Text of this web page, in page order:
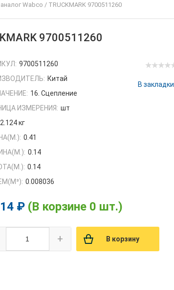
Wabco / TRUCKMARK 9700511260
9700511260
В закладки
9700511260
Китай
16. Сцепление
ИЗМЕРЕНИЯ: шт
2.124 кг
0.41
0.14
0.14
0.008036
₽ (В корзине 0 шт.)
+ В корзину